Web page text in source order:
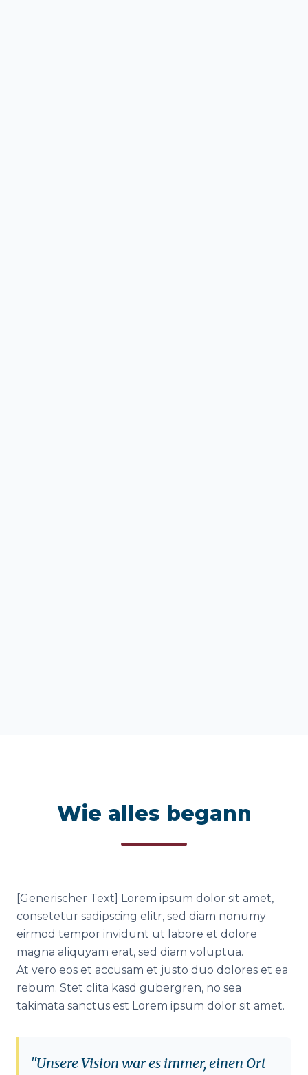
Wie alles begann
[Generischer Text] Lorem ipsum dolor sit amet,
consetetur sadipscing elitr, sed diam nonumy
eirmod tempor invidunt ut labore et dolore
magna aliquyam erat, sed diam voluptua.
At vero eos et accusam et justo duo dolores et ea
rebum. Stet clita kasd gubergren, no sea
takimata sanctus est Lorem ipsum dolor sit amet.
"Unsere Vision war es immer, einen Ort